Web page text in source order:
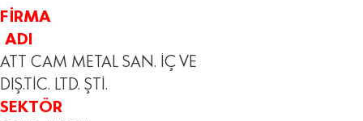
FİRMA
ADI
ATT CAM METAL SAN. İÇ VE
DIŞ.TİC. LTD. ŞTİ.
SEKTÖR